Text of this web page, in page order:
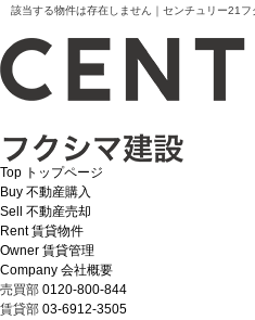
該当する物件は存在しません｜センチュリー21フ
Top トップページ
Buy 不動産購入
Sell
不動産売却
Rent 賃貸物件
Owner 賃貸管理
Company 会社概要
売買部 0120-800-844
賃貸部 03-6912-3505